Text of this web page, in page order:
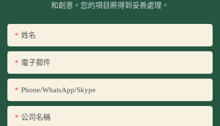
和創意。您的項目將得到妥善處理。
姓名
電子郵件
Phone/WhatsApp/Skype
公司名稱